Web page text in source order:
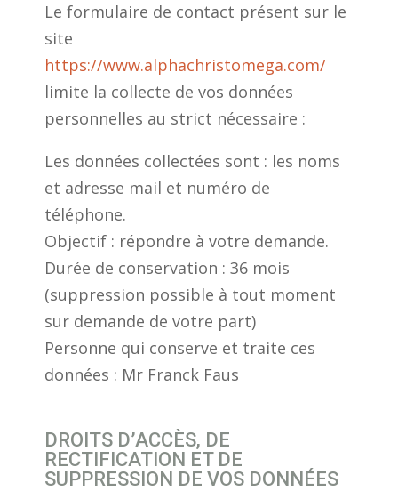
Le formulaire de contact présent sur le
site
https://www.alphachristomega.com/
limite la collecte de vos données
personnelles au strict nécessaire :
Les données collectées sont : les noms
et adresse mail et numéro de
téléphone.
Objectif : répondre à votre demande.
Durée de conservation : 36 mois
(suppression possible à tout moment
sur demande de votre part)
Personne qui conserve et traite ces
données : Mr Franck Faus
DROITS D’ACCÈS, DE
RECTIFICATION ET DE
SUPPRESSION DE VOS DONNÉES